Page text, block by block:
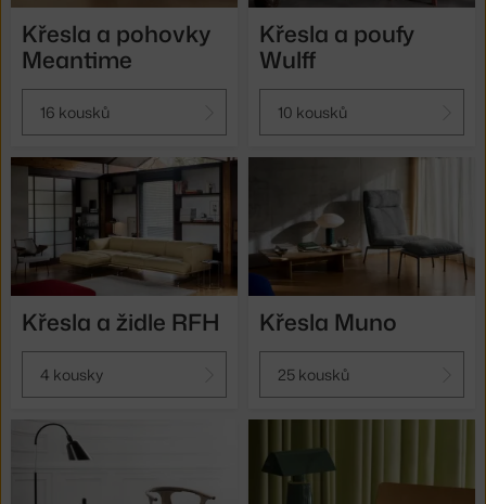
Křesla a pohovky
Meantime
16 kousků
Křesla a poufy
Wulff
10 kousků
Křesla a židle RFH
4 kousky
Křesla Muno
25 kousků